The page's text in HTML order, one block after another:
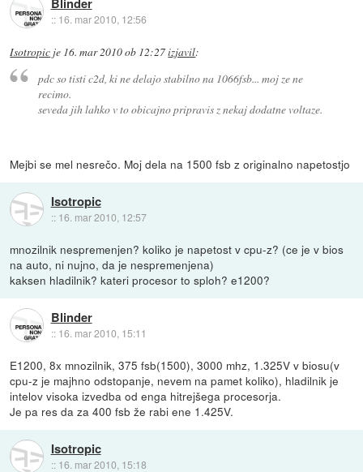
:: 16. mar 2010, 12:56
Isotropic je 16. mar 2010 ob 12:27izjavil:
pdc so tisti c2d, ki ne delajo stabilno na 1066fsb... moj ze ne
recimo.
seveda jih lahko v to obicajno pripravis z nekaj dodatne voltaze.
Mejbi se mel nesrečo. Moj dela na 1500 fsb z originalno napetostjo
Isotropic
:: 16. mar 2010, 12:57
mnozilnik nespremenjen? koliko je napetost v cpu-z? (ce je v bios
na auto, ni nujno, da je nespremenjena)
kaksen hladilnik? kateri procesor to sploh? e1200?
Blinder
:: 16. mar 2010, 15:11
E1200, 8x mnozilnik, 375 fsb(1500), 3000 mhz, 1.325V v biosu(v
cpu-z je majhno odstopanje, nevem na pamet koliko), hladilnik je
intelov visoka izvedba od enga hitrejšega procesorja.
Je pa res da za 400 fsb že rabi ene 1.425V.
Isotropic
:: 16. mar 2010, 15:18